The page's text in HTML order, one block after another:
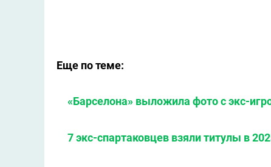
Еще по теме:
«Барселона» выложила фото с экс-
7 экс-спартаковцев взяли титулы в